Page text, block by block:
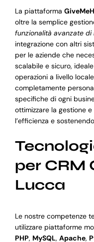
La piattaforma
oltre la semplice
funzionalità avanzate
integrazione con altri
per le aziende che
scalabile e sicuro,
operazioni a livello
completamente
specifiche di ogni
ottimizzare la gestione
l’efficienza e
per CRM
Lucca
Le nostre competenze
utilizzare piattaforme
PHP, MySQL, Apache,